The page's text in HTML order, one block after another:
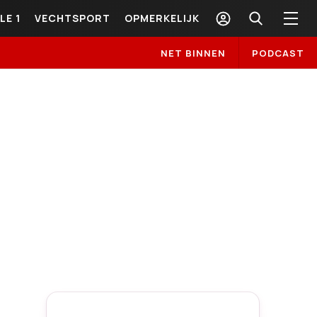
1 VECHTSPORT OPMERKELIJK
NET BINNEN PODCAST